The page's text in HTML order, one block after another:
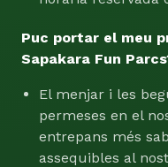
Puc portar el meu
Sapakara Fun
El menjar i les
permeses en el
entrepans més
assequibles al